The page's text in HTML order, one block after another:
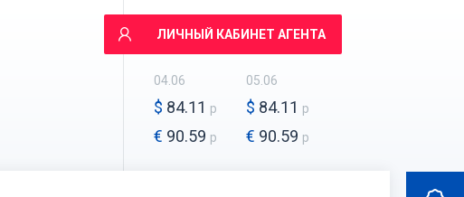
ЛИЧНЫЙ КАБИНЕТ АГЕНТА
04.06
$ 84.11 р
€ 90.59 р
05.06
$ 84.11 р
€ 90.59 р